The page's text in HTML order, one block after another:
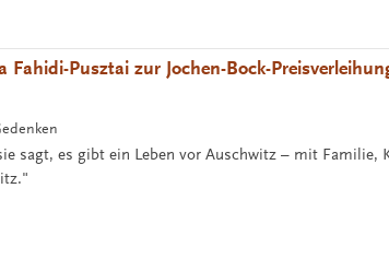
Pusztai zur Jochen-Bock-
sagt, es gibt ein Leben vor Auschwitz – mit Familie,